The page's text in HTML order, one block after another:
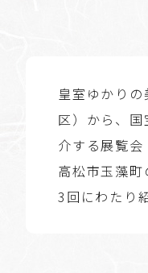
皇室ゆかり
区）から、
介する展覧
高松市玉藻
3回にわたり